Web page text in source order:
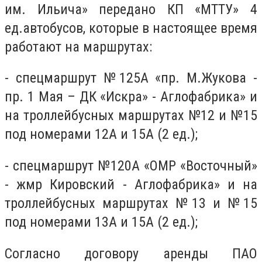
им. Ильича» передано КП «МТТУ» 4
ед.автобусов, которые в настоящее время
работают на маршрутах:
- спецмаршрут №125А «пр. М.Жукова -
пр. 1 Мая – ДК «Искра» - Аглофабрика» и
на троллейбусных маршрутах №12 и №15
под номерами 12А и 15А (2 ед.);
- спецмаршрут №120А «ОМР «Восточный»
- жмр Кировский - Аглофабрика» и на
троллейбусных маршрутах №13 и №15
под номерами 13А и 15А (2 ед.);
Согласно договору аренды ПАО